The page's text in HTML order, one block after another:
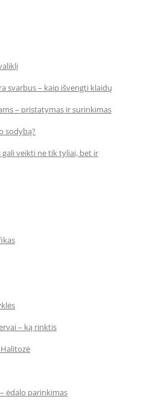
svarbus – kaip išvengti klaidų
– pristatymas ir surinkimas
sodybą?
veikti ne tik tyliai, bet ir
– ką rinktis
ėdalo parinkimas